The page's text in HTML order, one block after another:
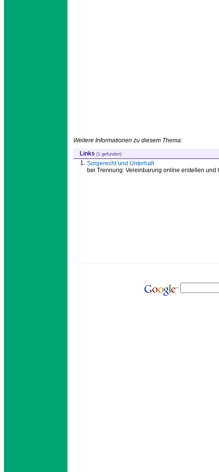
Weitere Informationen zu diesem Thema:
Links (1 gefunden)
1. Sorgerecht und Unterhalt
bei Trennung: Vereinbarung online erstellen und